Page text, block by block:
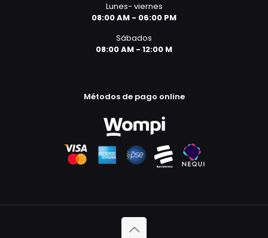
Lunes- viernes
08:00 AM - 06:00 PM
Sábados
08:00 AM - 12:00 M
Métodos de pago online